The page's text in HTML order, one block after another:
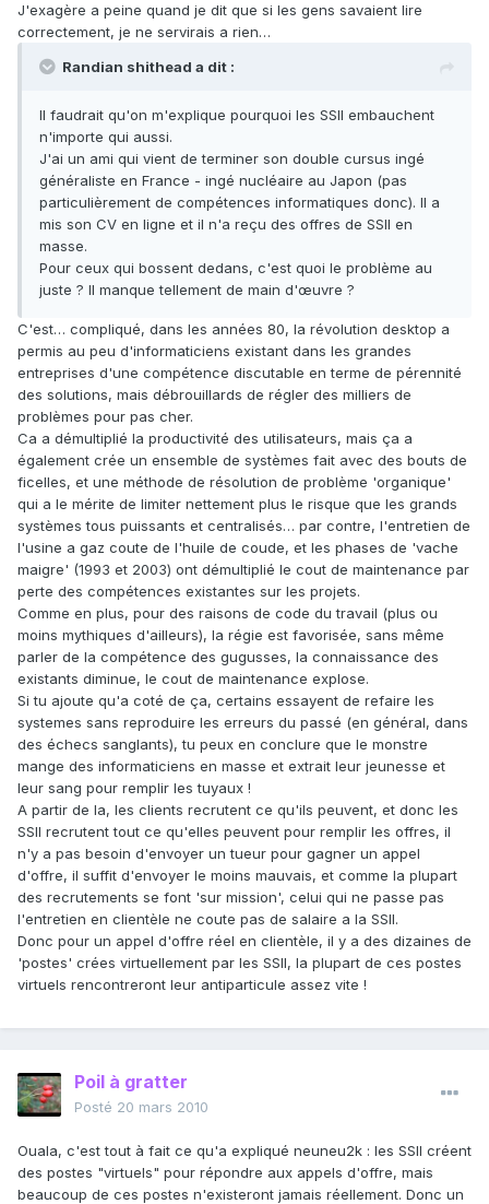
J'exagère a peine quand je dit que si les gens savaient lire
correctement, je ne servirais a rien…
Randian shithead a dit :
Il faudrait qu'on m'explique pourquoi les SSII embauchent
n'importe qui aussi.
J'ai un ami qui vient de terminer son double cursus ingé
généraliste en France - ingé nucléaire au Japon (pas
particulièrement de compétences informatiques donc). Il a
mis son CV en ligne et il n'a reçu des offres de SSII en
masse.
Pour ceux qui bossent dedans, c'est quoi le problème au
juste ? Il manque tellement de main d'œuvre ?
C'est… compliqué, dans les années 80, la révolution desktop a
permis au peu d'informaticiens existant dans les grandes
entreprises d'une compétence discutable en terme de pérennité
des solutions, mais débrouillards de régler des milliers de
problèmes pour pas cher.
Ca a démultiplié la productivité des utilisateurs, mais ça a
également crée un ensemble de systèmes fait avec des bouts de
ficelles, et une méthode de résolution de problème 'organique'
qui a le mérite de limiter nettement plus le risque que les grands
systèmes tous puissants et centralisés… par contre, l'entretien de
l'usine a gaz coute de l'huile de coude, et les phases de 'vache
maigre' (1993 et 2003) ont démultiplié le cout de maintenance par
perte des compétences existantes sur les projets.
Comme en plus, pour des raisons de code du travail (plus ou
moins mythiques d'ailleurs), la régie est favorisée, sans même
parler de la compétence des gugusses, la connaissance des
existants diminue, le cout de maintenance explose.
Si tu ajoute qu'a coté de ça, certains essayent de refaire les
systemes sans reproduire les erreurs du passé (en général, dans
des échecs sanglants), tu peux en conclure que le monstre
mange des informaticiens en masse et extrait leur jeunesse et
leur sang pour remplir les tuyaux !
A partir de la, les clients recrutent ce qu'ils peuvent, et donc les
SSII recrutent tout ce qu'elles peuvent pour remplir les offres, il
n'y a pas besoin d'envoyer un tueur pour gagner un appel
d'offre, il suffit d'envoyer le moins mauvais, et comme la plupart
des recrutements se font 'sur mission', celui qui ne passe pas
l'entretien en clientèle ne coute pas de salaire a la SSII.
Donc pour un appel d'offre réel en clientèle, il y a des dizaines de
'postes' crées virtuellement par les SSII, la plupart de ces postes
virtuels rencontreront leur antiparticule assez vite !
Poil à gratter
Posté 20 mars 2010
Ouala, c'est tout à fait ce qu'a expliqué neuneu2k : les SSII créent
des postes "virtuels" pour répondre aux appels d'offre, mais
beaucoup de ces postes n'existeront jamais réellement. Donc un